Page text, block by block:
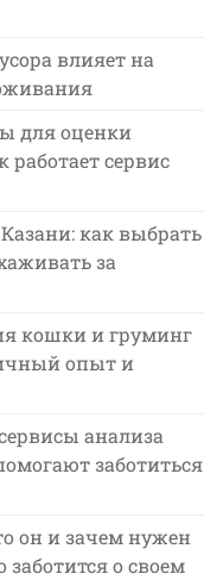
влияет на
для оценки
работает сервис
как выбрать
за
кошки и груминг
опыт и
анализа
заботиться
он и зачем нужен
о своем